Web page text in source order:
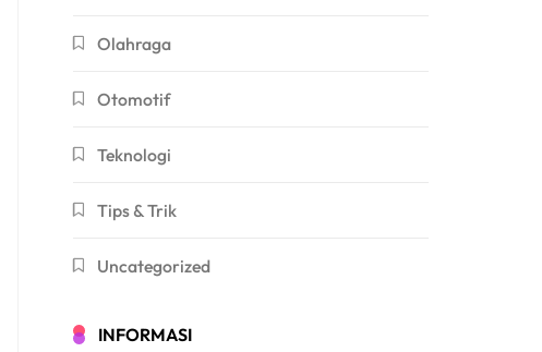
Olahraga
Otomotif
Teknologi
Tips & Trik
Uncategorized
INFORMASI